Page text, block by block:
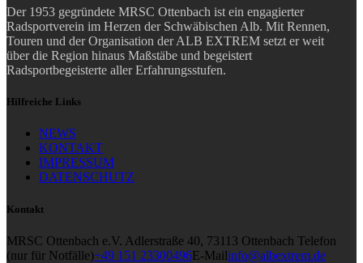
Der 1953 gegründete MRSC Ottenbach ist ein engagierter
Radsportverein im Herzen der Schwäbischen Alb. Mit Rennen,
Touren und der Organisation der ALB EXTREM setzt er weit
über die Region hinaus Maßstäbe und begeistert
Radsportbegeisterte aller Erfahrungsstufen.
Hilfreiche Links
NEWS
KONTAKT
IMPRESSUM
DATENSCHUTZ
Kontakt
MRSC Ottenbach e.V. Adlerstraße 40, 73113 Ottenbach Telefon
(nur für Notfälle)+49 151 23300496E-Mailinfo@albextrem.de